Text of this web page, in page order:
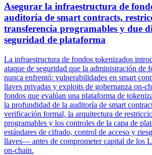
Asegurar la infraestructura de
auditoría de smart contracts,
transferencia programables y due
seguridad de plataforma
La infraestructura de fondos tokenizados
ataque de seguridad que la administración de
nunca enfrentó: vulnerabilidades en smart
llaves privadas y exploits de gobernanza on-
fondos que evalúan una plataforma de
la profundidad de la auditoría de smart
verificación formal, la arquitectura de
programables y los controles de la capa de
estándares de cifrado, control de acceso y
llaves— antes de comprometer capital de los
on-chain.